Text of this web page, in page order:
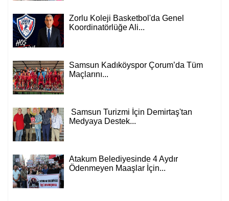
Zorlu Koleji Basketbol'da Genel
Koordinatörlüğe Ali...
Samsun Kadıköyspor Çorum’da Tüm
Maçlarını...
Samsun Turizmi İçin Demirtaş'tan
Medyaya Destek...
Atakum Belediyesinde 4 Aydır
Ödenmeyen Maaşlar İçin...